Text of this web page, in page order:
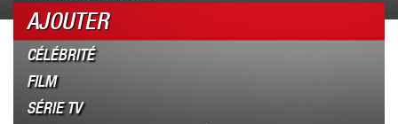
AJOUTER
CÉLÉBRITÉ
FILM
SÉRIE TV